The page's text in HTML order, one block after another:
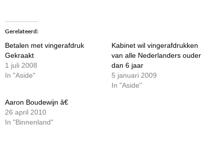
Gerelateerd
Betalen met vingerafdruk
Gekraakt
1 juli 2008
In "Aside"
Kabinet wil vingerafdrukken
van alle Nederlanders ouder
dan 6 jaar
5 januari 2009
In "Aside"
Aaron Boudewijn â€
26 april 2010
In "Binnenland"